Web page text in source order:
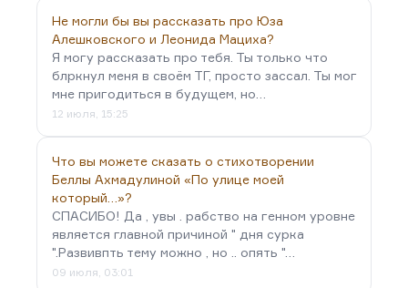
Не могли бы вы рассказать про Юза
Алешковского и Леонида Мациха?
Я могу рассказать про тебя. Ты только что
блркнул меня в своём ТГ, просто зассал. Ты мог
мне пригодиться в будущем, но…
12 июля, 15:25
Что вы можете сказать о стихотворении
Беллы Ахмадулиной «По улице моей
который…»?
СПАСИБО! Да , увы . рабство на генном уровне
является главной причиной " дня сурка
".Развивпть тему можно , но .. опять "…
09 июля, 03:01